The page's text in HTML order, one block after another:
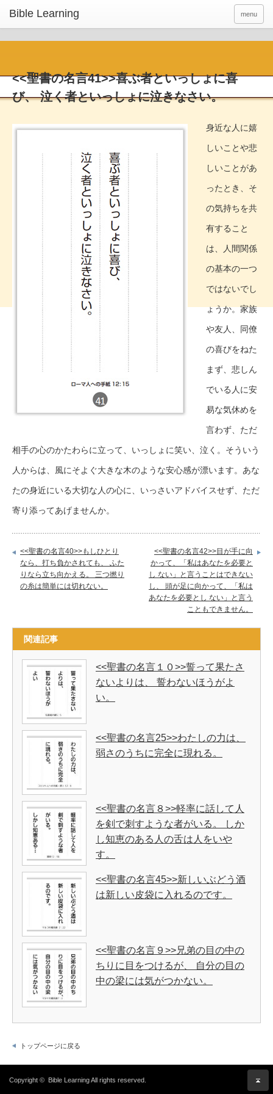
menu
<<聖書の名言41>>喜ぶ者といっしょに喜
び、 泣く者といっしょに泣きなさい。
身近な人に嬉
しいことや悲
しいことがあ
ったとき、そ
の気持ちを共
有すること
は、人間関係
の基本の一つ
ではないでし
ょうか。家族
や友人、同僚
の喜びをねた
まず、悲しん
でいる人に安
易な気休めを
言わず、ただ
相手の心のかたわらに立って、いっしょに笑い、泣く。そういう
人からは、風にそよぐ大きな木のような安心感が漂います。あな
たの身近にいる大切な人の心に、いっさいアドバイスせず、ただ
寄り添ってあげませんか。
<<聖書の名言42>>目が手に向
かって、「私はあなたを必要と
し ない」と言うことはできない
し、 頭が足に向かって、「私は
あなたを必要とし ない」と言う
こともできません。
<<聖書の名言40>>もしひとり
なら、打ち負かされても、 ふた
りなら立ち向かえる。 三つ撚り
の糸は簡単には切れない。
関連記事
<<聖書の名言１０>>誓って果たさ
ないよりは、 誓わないほうがよ
い。
<<聖書の名言25>>わたしの力は、
弱さのうちに完全に現れる。
<<聖書の名言８>>軽率に話して人
を剣で刺すような者がいる。 しか
し知恵のある人の舌は人をいや
す。
<<聖書の名言45>>新しいぶどう酒
は新しい皮袋に入れるのです。
<<聖書の名言９>>兄弟の目の中の
ちりに目をつけるが、 自分の目の
中の梁には気がつかない。
トップページに戻る
Copyright © Bible LearningAll rights reserved.